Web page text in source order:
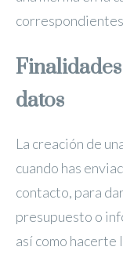
datos
La creación de
cuando has
contacto, para
presupuesto o
así como